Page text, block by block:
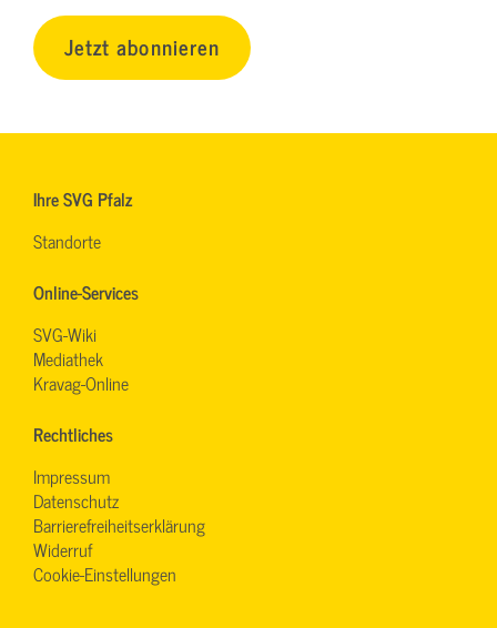
Jetzt abonnieren
Ihre SVG Pfalz
Standorte
Online-Services
SVG-Wiki
Mediathek
Kravag-Online
Rechtliches
Impressum
Datenschutz
Barrierefreiheitserklärung
Widerruf
Cookie-Einstellungen